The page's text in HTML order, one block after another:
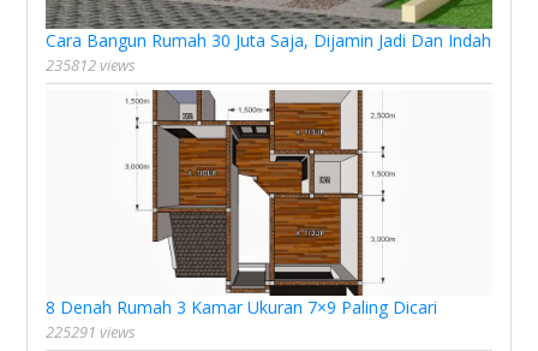
Cara Bangun Rumah 30 Juta Saja, Dijamin Jadi Dan Indah
235812 views
8 Denah Rumah 3 Kamar Ukuran 7×9 Paling Dicari
225291 views